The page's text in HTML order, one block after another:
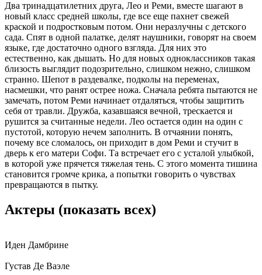
Два тринадцатилетних друга, Лео и Реми, вместе шагают в
новый класс средней школы, где все еще пахнет свежей
краской и подростковым потом. Они неразлучны с детского
сада. Спят в одной палатке, делят наушники, говорят на своем
языке, где достаточно одного взгляда. Для них это
естественно, как дышать. Но для новых одноклассников такая
близость выглядит подозрительно, слишком нежно, слишком
странно. Шепот в раздевалке, подколы на переменах,
насмешки, что ранят острее ножа. Сначала ребята пытаются не
замечать, потом Реми начинает отдаляться, чтобы защитить
себя от травли. Дружба, казавшаяся вечной, трескается и
рушится за считанные недели. Лео остается один на один с
пустотой, которую нечем заполнить. В отчаянии понять,
почему все сломалось, он приходит в дом Реми и стучит в
дверь к его матери Софи. Та встречает его с усталой улыбкой,
в которой уже прячется тяжелая тень. С этого момента тишина
становится громче крика, а попытки говорить о чувствах
превращаются в пытку.
Актеры (показать всех)
Иден Дамбрине
Густав Де Ваэле